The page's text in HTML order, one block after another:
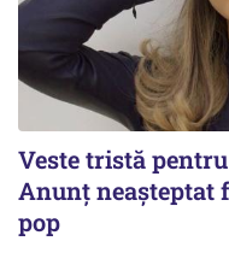
Veste tristă
Anunț neașteptat
pop